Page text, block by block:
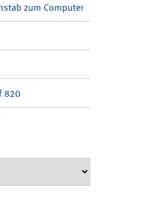
zum Computer
820